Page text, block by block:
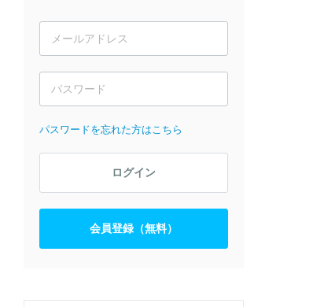
パスワードを忘れた方はこちら
ログイン
会員登録（無料）